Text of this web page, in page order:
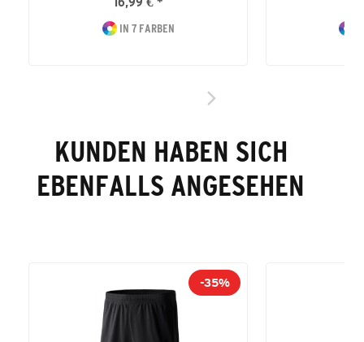
IN 7 FARBEN
KUNDEN HABEN SICH
EBENFALLS ANGESEHEN
-35%